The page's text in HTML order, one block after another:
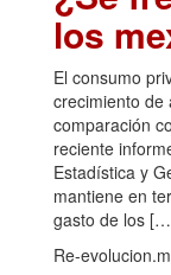
los
El consumo
crecimiento de
comparación
reciente
Estadística y
mantiene en
gasto de los
Re-